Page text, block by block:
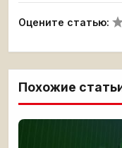
Оцените статью:
Похожие